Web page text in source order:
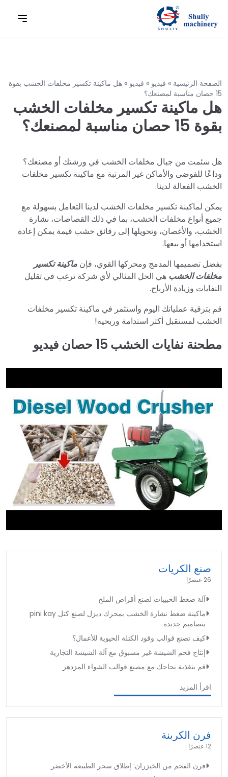
الصفحة الرئيسية » فيديو » فيديو » هل ماكينة تكسير مخلفات الخشب بقوة
15 حصان مناسبة لمصنعك؟
هل ماكينة تكسير مخلفات الخشب
بقوة 15 حصان مناسبة لمصنعك؟
هل سئمت من جبال مخلفات الخشب في ورشتك أو مصنعك؟
وداعًا للفوضى والأماكن غير المرتبة مع ماكينة تكسير مخلفات
الخشب الفعالة لدينا.
يمكن لماكينة تكسير مخلفات الخشب لدينا التعامل بسهولة مع
جميع أنواع مخلفات الخشب، بما في ذلك القصاصات، نشارة
الخشب، والأغصان، وتحويلها إلى رقائق خشب قيمة يمكن إعادة
استخدامها أو بيعها.
بفضل تصميمها المدمج ومحركها القوي، فإن ماكينة تكسير
مخلفات الخشب هي الحل المثالي لأي شركة ترغب في تقليل
النفايات وزيادة الأرباح.
قم بترقية عملياتك اليوم واستثمر في ماكينة تكسير مخلفات
الخشب لمستقبل أكثر استدامة وربحية!
مطحنة نفايات الخشب 15 حصان فيديو
صنع الكريات
26 عنصرًا
آلة ضغط الحبيبات لصنع أقراص الملح
ماكينة ضغط نشارة الخشب بمحرك ديزل لصنع كتل pini kay
بتصاميم جديدة
كيف تصنع قوالب وقود الكتلة الحيوية للأعمال؟
إنتاج فحم الشيشة غير مسبوق مع آلة الشيشة التجارية
قم بتغذية نجاحك مع مصنع قوالب الشواء المزدهر
اقرأ المزيد
فرن الكربنة
12 عنصرًا
فرن الفحم من الخيزران: إطلاق سحر الطبيعة الأخضر